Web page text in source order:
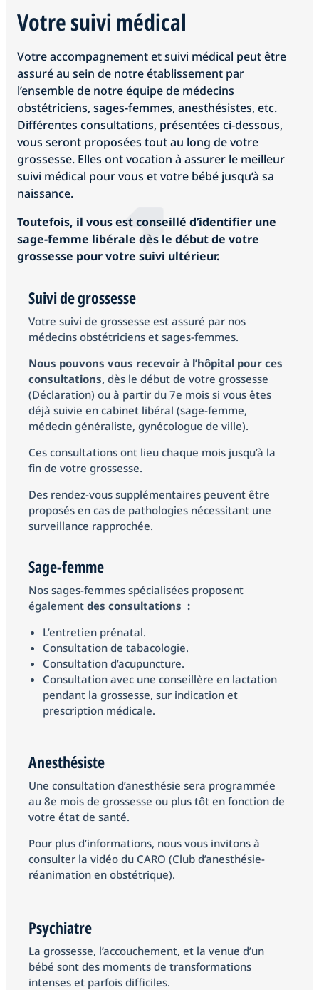
Votre suivi médical
Votre accompagnement et suivi médical peut être
assuré au sein de notre établissement par
l’ensemble de notre équipe de médecins
obstétriciens, sages-femmes, anesthésistes, etc.
Différentes consultations, présentées ci-dessous,
vous seront proposées tout au long de votre
grossesse. Elles ont vocation à assurer le meilleur
suivi médical pour vous et votre bébé jusqu’à sa
naissance.
Toutefois, il vous est conseillé d’identifier une
sage-femme libérale dès le début de votre
grossesse pour votre suivi ultérieur.
Suivi de grossesse
Votre suivi de grossesse est assuré par nos
médecins obstétriciens et sages-femmes.
Nous pouvons vous recevoir à l’hôpital pour ces
consultations, dès le début de votre grossesse
(Déclaration) ou à partir du 7e mois si vous êtes
déjà suivie en cabinet libéral (sage-femme,
médecin généraliste, gynécologue de ville).
Ces consultations ont lieu chaque mois jusqu’à la
fin de votre grossesse.
Des rendez-vous supplémentaires peuvent être
proposés en cas de pathologies nécessitant une
surveillance rapprochée.
Sage-femme
Nos sages-femmes spécialisées proposent
également des consultations :
L’entretien prénatal.
Consultation de tabacologie.
Consultation d’acupuncture.
Consultation avec une conseillère en lactation
pendant la grossesse, sur indication et
prescription médicale.
Anesthésiste
Une consultation d’anesthésie sera programmée
au 8e mois de grossesse ou plus tôt en fonction de
votre état de santé.
Pour plus d’informations, nous vous invitons à
consulter la vidéo du CARO (Club d’anesthésie-
réanimation en obstétrique).
Psychiatre
La grossesse, l’accouchement, et la venue d’un
bébé sont des moments de transformations
intenses et parfois difficiles.